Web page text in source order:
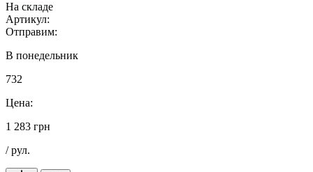
На складе
Артикул:
Отправим:
В понедельник
732
Цена:
1 283 грн
/ рул.